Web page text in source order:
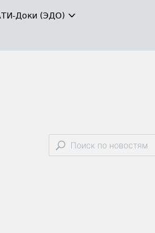
Доки (ЭДО)